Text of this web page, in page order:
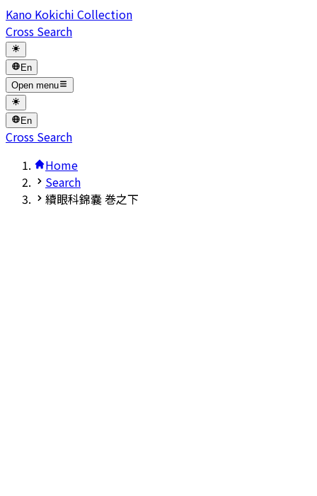
Kano Kokichi Collection
Cross Search
En
Open menu
En
Cross Search
Home
Search
續眼科錦嚢 巻之下